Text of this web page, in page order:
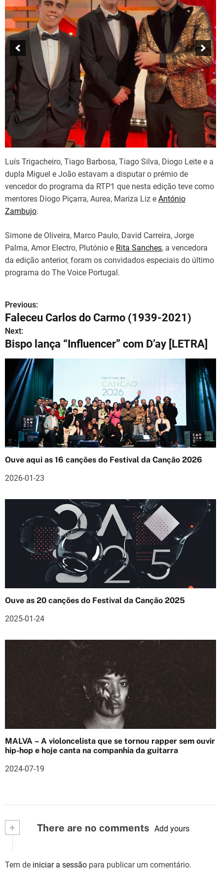
Luís Trigacheiro, Tiago Barbosa, Tiago Silva, Diogo Leite e a
dupla Miguel e João estavam a disputar o prémio de
vencedor do programa da RTP1 que nesta edição teve como
mentores Diogo Piçarra, Aurea, Mariza Liz e António
Zambujo.
Simone de Oliveira, Marco Paulo, David Carreira, Jorge
Palma, Amor Electro, Plutónio e Rita Sanches, a vencedora
da edição anterior, foram os convidados especiais do último
programa do The Voice Portugal.
N
a
v
g
a
ç
ã
o
d
e
g
o
Previous:
Faleceu Carlos do Carmo (1939-2021)
Next:
Bispo lança “Influencer” com D’ay [LETRA]
Ouve aqui as 16 canções do Festival da Canção 2026
2026-01-23
Ouve as 20 canções do Festival da Canção 2025
2025-01-24
MALVA – A violoncelista que se tornou rapper sem ouvir
hip-hop e hoje canta na companhia da guitarra
2024-07-19
+ There are no comments Add yours
Tem de iniciar a sessão para publicar um comentário.